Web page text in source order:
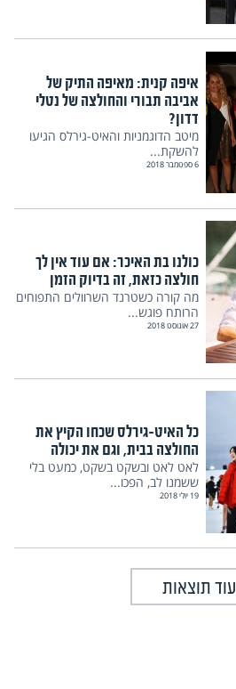
איפה קנית: מאיפה התיק של
אביבה תבורי והחולצה של נטלי
דדון?
מיטב הדוגמניות והאיט-גירלס הגיעו
להשקת...
6 ספטמבר 2018
כולנו בת האיכר: אם עוד אין לך
חולצה כזאת, זה בדיוק הזמן
מה קורה כשטרנד השרוולים התפוחים
הרותח פוגש...
27 אוגוסט 2018
כל האיט-גירלס שכחו הקיץ את
החולצה בבית, וגם את יכולה
לאט לאט ובשקט בשקט, כמעט בלי
ששמנו לב, הפכו...
19 יולי 2018
עוד תוצאות